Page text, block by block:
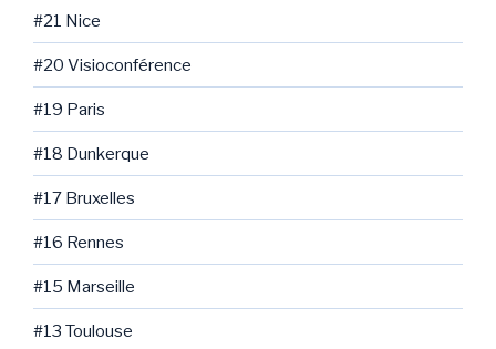
#21 Nice
#20 Visioconférence
#19 Paris
#18 Dunkerque
#17 Bruxelles
#16 Rennes
#15 Marseille
#13 Toulouse